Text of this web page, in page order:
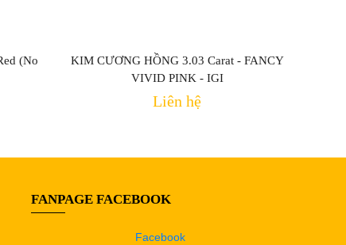
(No
KIM CƯƠNG HỒNG 3.03 Carat - FANCY
VIVID PINK - IGI
Liên hệ
FANPAGE FACEBOOK
Facebook